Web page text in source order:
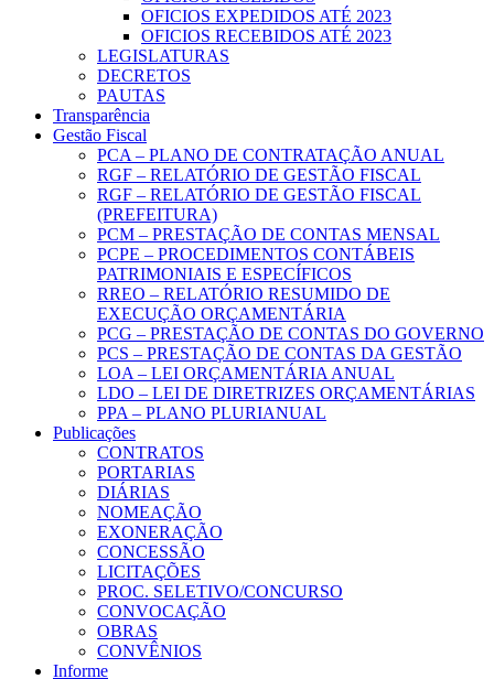
OFICIOS EXPEDIDOS ATÉ 2023
OFICIOS RECEBIDOS ATÉ 2023
LEGISLATURAS
DECRETOS
PAUTAS
Transparência
Gestão Fiscal
PCA – PLANO DE CONTRATAÇÃO ANUAL
RGF – RELATÓRIO DE GESTÃO FISCAL
RGF – RELATÓRIO DE GESTÃO FISCAL
(PREFEITURA)
PCM – PRESTAÇÃO DE CONTAS MENSAL
PCPE – PROCEDIMENTOS CONTÁBEIS
PATRIMONIAIS E ESPECÍFICOS
RREO – RELATÓRIO RESUMIDO DE
EXECUÇÃO ORÇAMENTÁRIA
PCG – PRESTAÇÃO DE CONTAS DO GOVERNO
PCS – PRESTAÇÃO DE CONTAS DA GESTÃO
LOA – LEI ORÇAMENTÁRIA ANUAL
LDO – LEI DE DIRETRIZES ORÇAMENTÁRIAS
PPA – PLANO PLURIANUAL
Publicações
CONTRATOS
PORTARIAS
DIÁRIAS
NOMEAÇÃO
EXONERAÇÃO
CONCESSÃO
LICITAÇÕES
PROC. SELETIVO/CONCURSO
CONVOCAÇÃO
OBRAS
CONVÊNIOS
Informe